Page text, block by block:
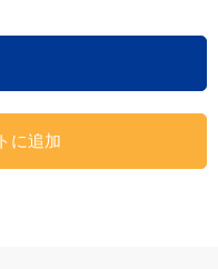
ングなど
ェック！
に追加